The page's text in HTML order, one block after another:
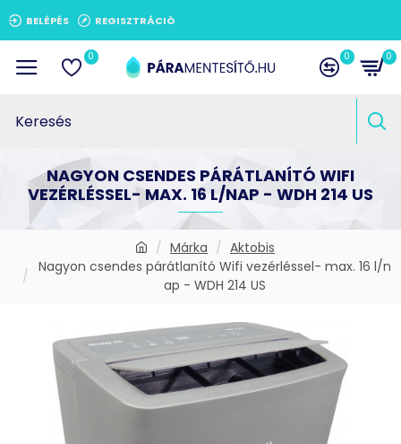
BELÉPÉS REGISZTRÁCIÓ
0 0 0
Márka
Aktobis
Nagyon csendes párátlanító Wifi vezérléssel- max. 16 l/n
ap - WDH 214 US
NAGYON CSENDES PÁRÁTLANÍTÓ WIFI
VEZÉRLÉSSEL- MAX. 16 L/NAP - WDH 214 US